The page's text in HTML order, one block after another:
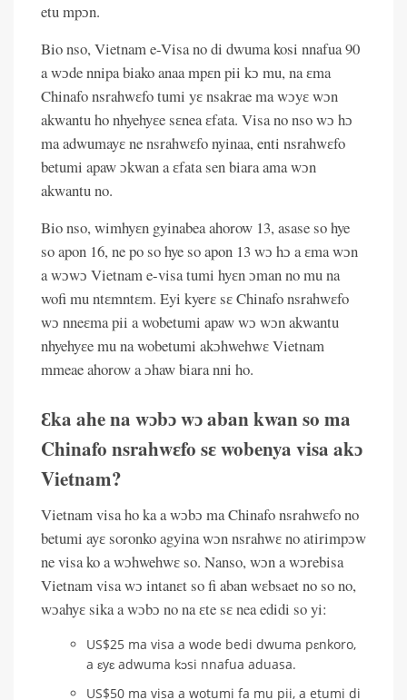
etu mpɔn.
Bio nso, Vietnam e-Visa no di dwuma kosi nnafua 90
a wɔde nnipa biako anaa mpɛn pii kɔ mu, na ɛma
Chinafo nsrahwɛfo tumi yɛ nsakrae ma wɔyɛ wɔn
akwantu ho nhyehyɛe sɛnea ɛfata. Visa no nso wɔ hɔ
ma adwumayɛ ne nsrahwɛfo nyinaa, enti nsrahwɛfo
betumi apaw ɔkwan a ɛfata sen biara ama wɔn
akwantu no.
Bio nso, wimhyɛn gyinabea ahorow 13, asase so hye
so apon 16, ne po so hye so apon 13 wɔ hɔ a ɛma wɔn
a wɔwɔ Vietnam e-visa tumi hyɛn ɔman no mu na
wofi mu ntɛmntɛm. Eyi kyerɛ sɛ Chinafo nsrahwɛfo
wɔ nneɛma pii a wobetumi apaw wɔ wɔn akwantu
nhyehyɛe mu na wobetumi akɔhwehwɛ Vietnam
mmeae ahorow a ɔhaw biara nni ho.
Ɛka ahe na wɔbɔ wɔ aban kwan so ma
Chinafo nsrahwɛfo sɛ wobenya visa akɔ
Vietnam?
Vietnam visa ho ka a wɔbɔ ma Chinafo nsrahwɛfo no
betumi ayɛ soronko agyina wɔn nsrahwɛ no atirimpɔw
ne visa ko a wɔhwehwɛ so. Nanso, wɔn a wɔrebisa
Vietnam visa wɔ intanɛt so fi aban wɛbsaet no so no,
wɔahyɛ sika a wɔbɔ no na ɛte sɛ nea edidi so yi:
US$25 ma visa a wode bedi dwuma pɛnkoro,
a ɛyɛ adwuma kɔsi nnafua aduasa.
US$50 ma visa a wotumi fa mu pii, a etumi di